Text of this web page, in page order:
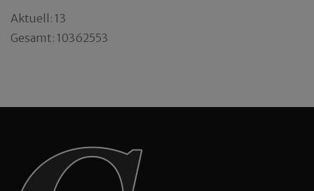
Aktuell: 13
Gesamt: 10362553